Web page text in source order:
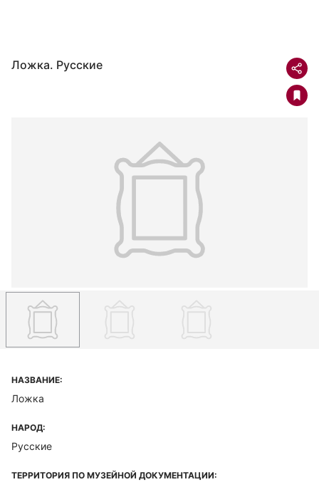
Ложка. Русские
НАЗВАНИЕ:
Ложка
НАРОД:
Русские
ТЕРРИТОРИЯ ПО МУЗЕЙНОЙ ДОКУМЕНТАЦИИ: